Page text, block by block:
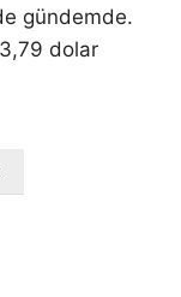
gündemde.
dolar